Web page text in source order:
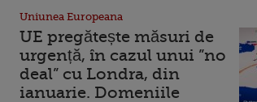
Uniunea Europeana
UE pregătește măsuri de
urgență, în cazul unui ”no
deal” cu Londra, din
ianuarie. Domeniile